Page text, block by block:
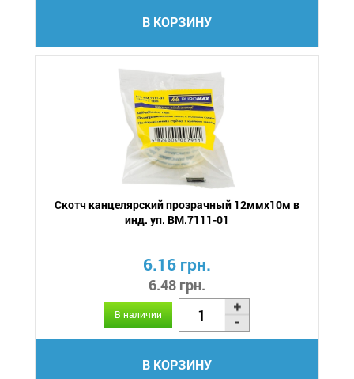
В КОРЗИНУ
Скотч канцелярский прозрачный 12ммх10м в
инд. уп. BM.7111-01
6.16 грн.
6.48 грн.
В наличии
В КОРЗИНУ